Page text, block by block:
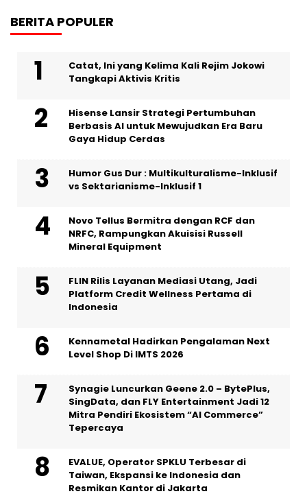
BERITA POPULER
Catat, Ini yang Kelima Kali Rejim Jokowi
Tangkapi Aktivis Kritis
Hisense Lansir Strategi Pertumbuhan
Berbasis AI untuk Mewujudkan Era Baru
Gaya Hidup Cerdas
Humor Gus Dur : Multikulturalisme-Inklusif
vs Sektarianisme-Inklusif 1
Novo Tellus Bermitra dengan RCF dan
NRFC, Rampungkan Akuisisi Russell
Mineral Equipment
FLIN Rilis Layanan Mediasi Utang, Jadi
Platform Credit Wellness Pertama di
Indonesia
Kennametal Hadirkan Pengalaman Next
Level Shop Di IMTS 2026
Synagie Luncurkan Geene 2.0 – BytePlus,
SingData, dan FLY Entertainment Jadi 12
Mitra Pendiri Ekosistem “AI Commerce”
Tepercaya
EVALUE, Operator SPKLU Terbesar di
Taiwan, Ekspansi ke Indonesia dan
Resmikan Kantor di Jakarta